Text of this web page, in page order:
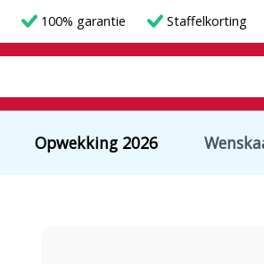
100% garantie Staffelkorting
Opwekking 2026